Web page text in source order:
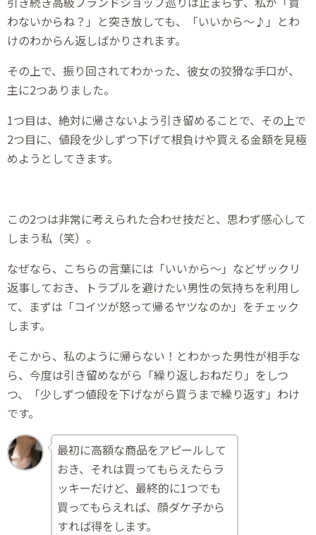
わないからね？」と突き放しても、「いいから～♪」とわ
けのわからん返しばかりされます。
その上で、振り回されてわかった、彼女の狡猾な手口が、
主に2つありました。
1つ目は、絶対に帰さないよう引き留めることで、その上で
2つ目に、値段を少しずつ下げて根負けや買える金額を見極
めようとしてきます。
この2つは非常に考えられた合わせ技だと、思わず感心して
しまう私（笑）。
なぜなら、こちらの言葉には「いいから～」などザックリ
返事しておき、トラブルを避けたい男性の気持ちを利用し
て、まずは「コイツが怒って帰るヤツなのか」をチェック
します。
そこから、私のように帰らない！とわかった男性が相手な
ら、今度は引き留めながら「繰り返しおねだり」をしつ
つ、「少しずつ値段を下げながら買うまで繰り返す」わけ
です。
最初に高額な商品をアピールして
おき、それは買ってもらえたらラ
ッキーだけど、最終的に1つでも
買ってもらえれば、顔ダケ子から
すれば得をします。